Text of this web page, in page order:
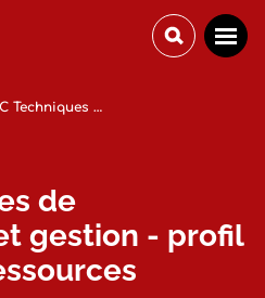
de
gestion - profil
RAC Techniques de comptabilité et gestion - profil Gestion des ressources humaines